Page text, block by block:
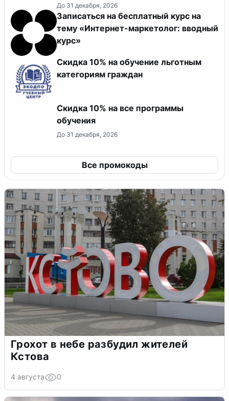
До 31 декабря, 2026
Записаться на бесплатный курс на
тему «Интернет-маркетолог: вводный
курс»
Скидка 10% на обучение льготным
категориям граждан
Скидка 10% на все программы
обучения
До 31 декабря, 2026
Все промокоды
Грохот в небе разбудил жителей
Кстова
4 августа 0